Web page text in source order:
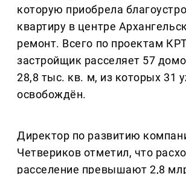
которую приобрела
квартиру в центре
ремонт. Всего по проектам
застройщик расселяет 57
28,8 тыс. кв. м, из которых 31
освобождён.
Директор по развитию
Четвериков отметил, что
расселение превышают 2,8